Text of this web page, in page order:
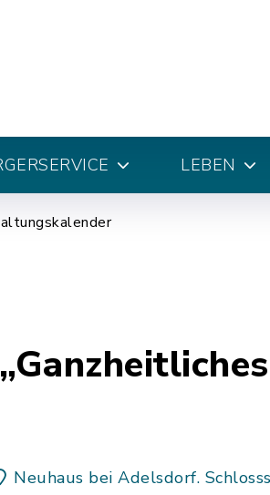
LEBEN
Neuhaus bei Adelsdorf.